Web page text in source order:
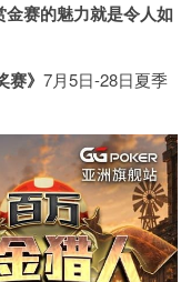
赛的魅力就是令人如
》 7月5日-28日夏季